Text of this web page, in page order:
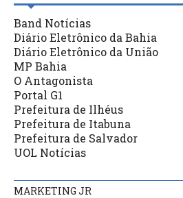
Band Notícias
Diário Eletrônico da Bahia
Diário Eletrônico da União
MP Bahia
O Antagonista
Portal G1
Prefeitura de Ilhéus
Prefeitura de Itabuna
Prefeitura de Salvador
UOL Notícias
MARKETING JR